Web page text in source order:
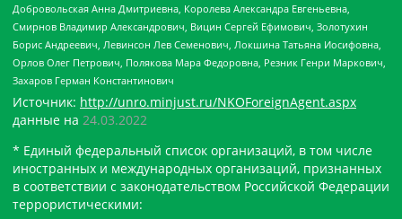
Добровольская Анна Дмитриевна, Королева Александра Евгеньевна,
Смирнов Владимир Александрович, Вицин Сергей Ефимович, Золотухин
Борис Андреевич, Левинсон Лев Семенович, Локшина Татьяна Иосифовна,
Орлов Олег Петрович, Полякова Мара Федоровна, Резник Генри Маркович,
Захаров Герман Константинович
Источник: http://unro.minjust.ru/NKOForeignAgent.aspx
данные на 24.03.2022
* Единый федеральный список организаций, в том числе
иностранных и международных организаций, признанных
в соответствии с законодательством Российской Федерации
террористическими: